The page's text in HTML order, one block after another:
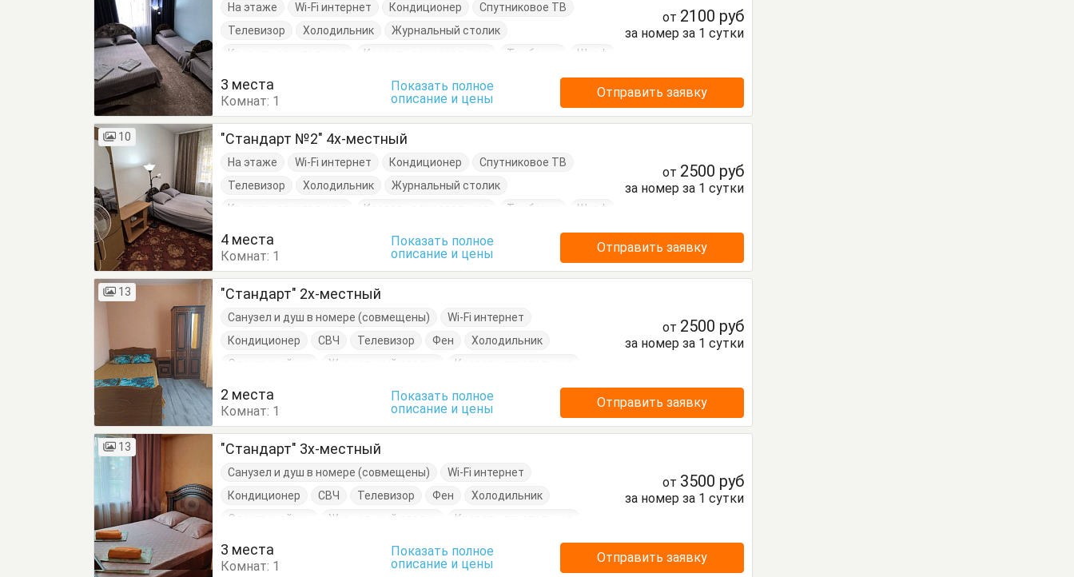
На этаже Wi-Fi интернет Кондиционер
Спутниковое ТВ
Телевизор
Холодильник
Журнальный столик
Кровать двуспальная
Кровать односпальная Тумбочки Шкаф
от 2100 руб
за номер за 1 сутки
3 места
Комнат: 1
Показать полное
описание и цены
Отправить заявку
10 "Стандарт №2" 4х-местный
На этаже Wi-Fi интернет Кондиционер
Спутниковое ТВ
Телевизор
Холодильник
Журнальный столик
Кровать двуспальная
Кровать односпальная Тумбочки Шкаф
от 2500 руб
за номер за 1 сутки
4 места
Комнат: 1
Показать полное
описание и цены
Отправить заявку
13 "Стандарт" 2х-местный
Санузел и душ в номере (совмещены)
Wi-Fi интернет
Кондиционер
СВЧ Телевизор Фен
Холодильник
Электрочайник
Журнальный столик
Кровать двуспальная
от 2500 руб
за номер за 1 сутки
2 места
Комнат: 1
Показать полное
описание и цены
Отправить заявку
13 "Стандарт" 3х-местный
Санузел и душ в номере (совмещены)
Wi-Fi интернет
Кондиционер
СВЧ Телевизор Фен
Холодильник
Электрочайник
Журнальный столик
Кровать двуспальная
от 3500 руб
за номер за 1 сутки
3 места
Комнат: 1
Показать полное
описание и цены
Отправить заявку